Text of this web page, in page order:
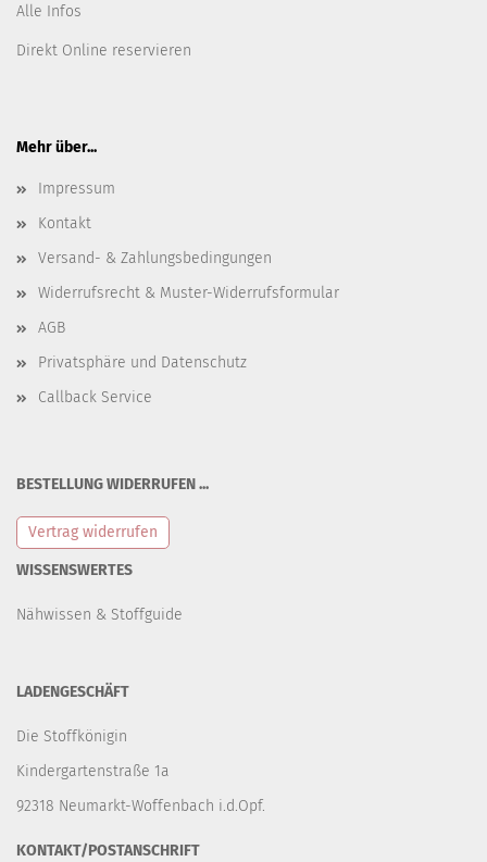
Alle Infos
Direkt Online reservieren
Mehr über...
Impressum
Kontakt
Versand- & Zahlungsbedingungen
Widerrufsrecht & Muster-Widerrufsformular
AGB
Privatsphäre und Datenschutz
Callback Service
BESTELLUNG WIDERRUFEN ...
Vertrag widerrufen
WISSENSWERTES
Nähwissen & Stoffguide
LADENGESCHÄFT
Die Stoffkönigin
Kindergartenstraße 1a
92318 Neumarkt-Woffenbach i.d.Opf.
KONTAKT/POSTANSCHRIFT